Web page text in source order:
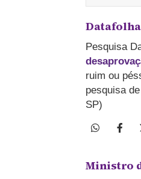
Pesquisa
ruim ou
pesquisa
SP)
Ministro